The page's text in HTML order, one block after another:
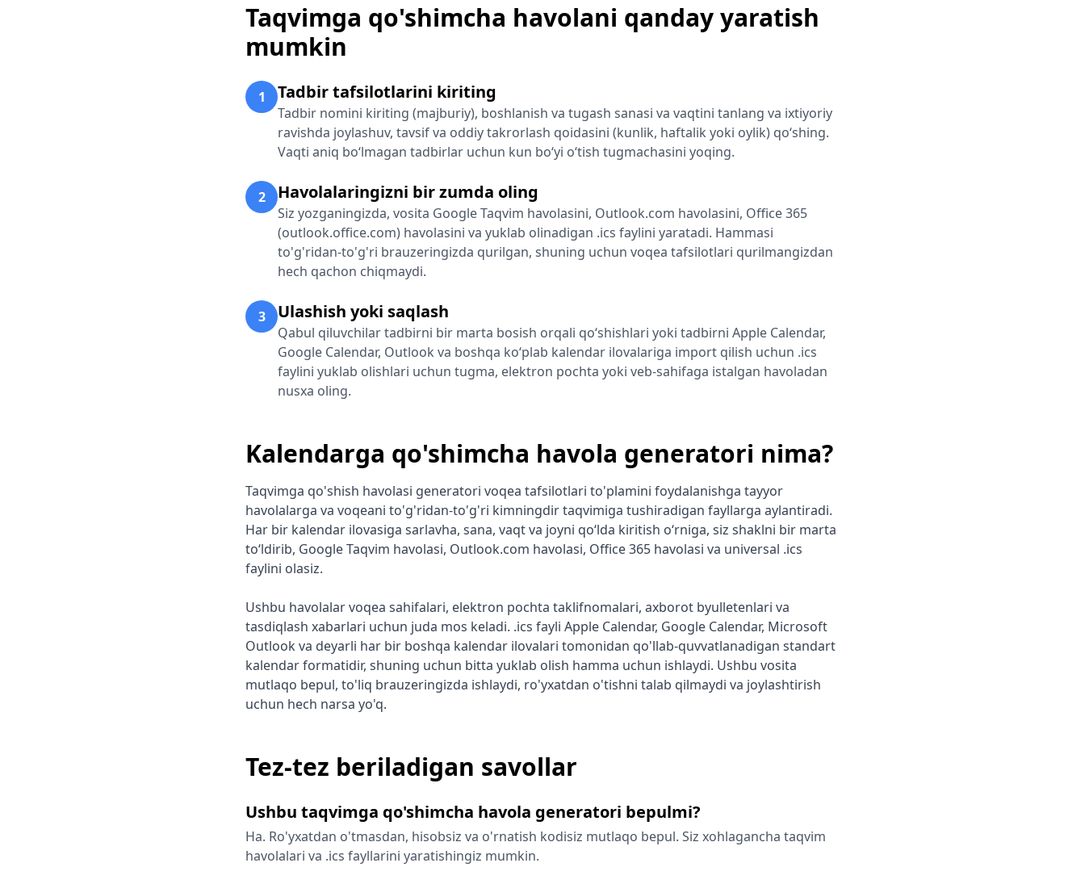
Taqvimga qo'shimcha havolani qanday yaratish
mumkin
1 Tadbir tafsilotlarini kiriting
Tadbir nomini kiriting (majburiy), boshlanish va tugash sanasi va vaqtini tanlang va ixtiyoriy
ravishda joylashuv, tavsif va oddiy takrorlash qoidasini (kunlik, haftalik yoki oylik) qo‘shing.
Vaqti aniq boʻlmagan tadbirlar uchun kun boʻyi oʻtish tugmachasini yoqing.
2 Havolalaringizni bir zumda oling
Siz yozganingizda, vosita Google Taqvim havolasini, Outlook.com havolasini, Office 365
(outlook.office.com) havolasini va yuklab olinadigan .ics faylini yaratadi. Hammasi
to'g'ridan-to'g'ri brauzeringizda qurilgan, shuning uchun voqea tafsilotlari qurilmangizdan
hech qachon chiqmaydi.
3 Ulashish yoki saqlash
Qabul qiluvchilar tadbirni bir marta bosish orqali qo‘shishlari yoki tadbirni Apple Calendar,
Google Calendar, Outlook va boshqa ko‘plab kalendar ilovalariga import qilish uchun .ics
faylini yuklab olishlari uchun tugma, elektron pochta yoki veb-sahifaga istalgan havoladan
nusxa oling.
Kalendarga qo'shimcha havola generatori nima?
Taqvimga qo'shish havolasi generatori voqea tafsilotlari to'plamini foydalanishga tayyor
havolalarga va voqeani to'g'ridan-to'g'ri kimningdir taqvimiga tushiradigan fayllarga aylantiradi.
Har bir kalendar ilovasiga sarlavha, sana, vaqt va joyni qoʻlda kiritish oʻrniga, siz shaklni bir marta
toʻldirib, Google Taqvim havolasi, Outlook.com havolasi, Office 365 havolasi va universal .ics
faylini olasiz.
Ushbu havolalar voqea sahifalari, elektron pochta taklifnomalari, axborot byulletenlari va
tasdiqlash xabarlari uchun juda mos keladi. .ics fayli Apple Calendar, Google Calendar, Microsoft
Outlook va deyarli har bir boshqa kalendar ilovalari tomonidan qo'llab-quvvatlanadigan standart
kalendar formatidir, shuning uchun bitta yuklab olish hamma uchun ishlaydi. Ushbu vosita
mutlaqo bepul, to'liq brauzeringizda ishlaydi, ro'yxatdan o'tishni talab qilmaydi va joylashtirish
uchun hech narsa yo'q.
Tez-tez beriladigan savollar
Ushbu taqvimga qo'shimcha havola generatori bepulmi?
Ha. Ro'yxatdan o'tmasdan, hisobsiz va o'rnatish kodisiz mutlaqo bepul. Siz xohlagancha taqvim
havolalari va .ics fayllarini yaratishingiz mumkin.